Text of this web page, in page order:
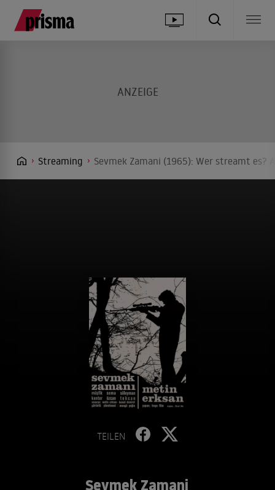
Streaming Sevmek Zamani (1965): Wer streamt es?
TEILEN
Sevmek Zamani